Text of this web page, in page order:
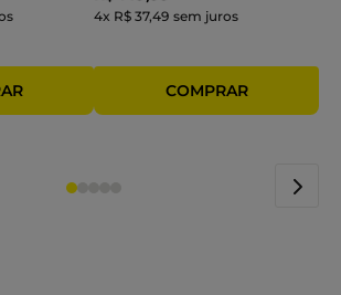
4x R$ 37,49 sem juros